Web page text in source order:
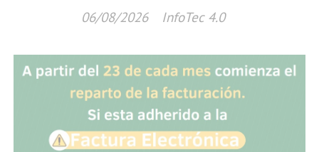
InfoTec 4.0
06/08/2026